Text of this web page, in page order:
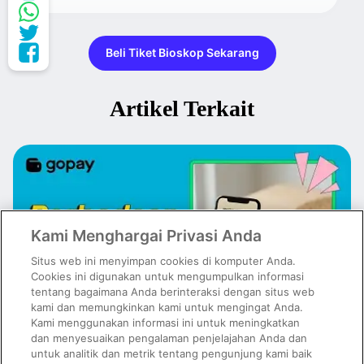
Beli Tiket Bioskop Sekarang
Artikel Terkait
Emas Digital vs Emas Fisik: Mana yang Lebih Cocok untuk Investasi?
Kami Menghargai Privasi Anda
Situs web ini menyimpan cookies di komputer Anda.
Cookies ini digunakan untuk mengumpulkan informasi
tentang bagaimana Anda berinteraksi dengan situs web
kami dan memungkinkan kami untuk mengingat Anda.
Kami menggunakan informasi ini untuk meningkatkan
dan menyesuaikan pengalaman penjelajahan Anda dan
untuk analitik dan metrik tentang pengunjung kami baik